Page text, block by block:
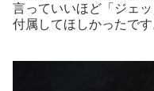
言っていいほど「ジェ
付属してほしかったです